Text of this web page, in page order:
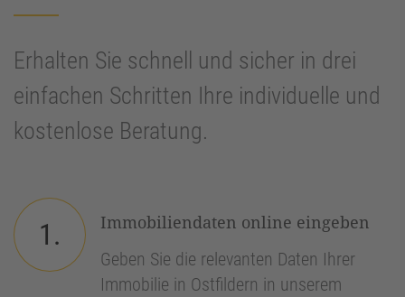
Erhalten Sie schnell und sicher in drei
einfachen Schritten Ihre individuelle und
kostenlose Beratung.
1.
Immobiliendaten online eingeben
Geben Sie die relevanten Daten Ihrer
Immobilie in Ostfildern in unserem